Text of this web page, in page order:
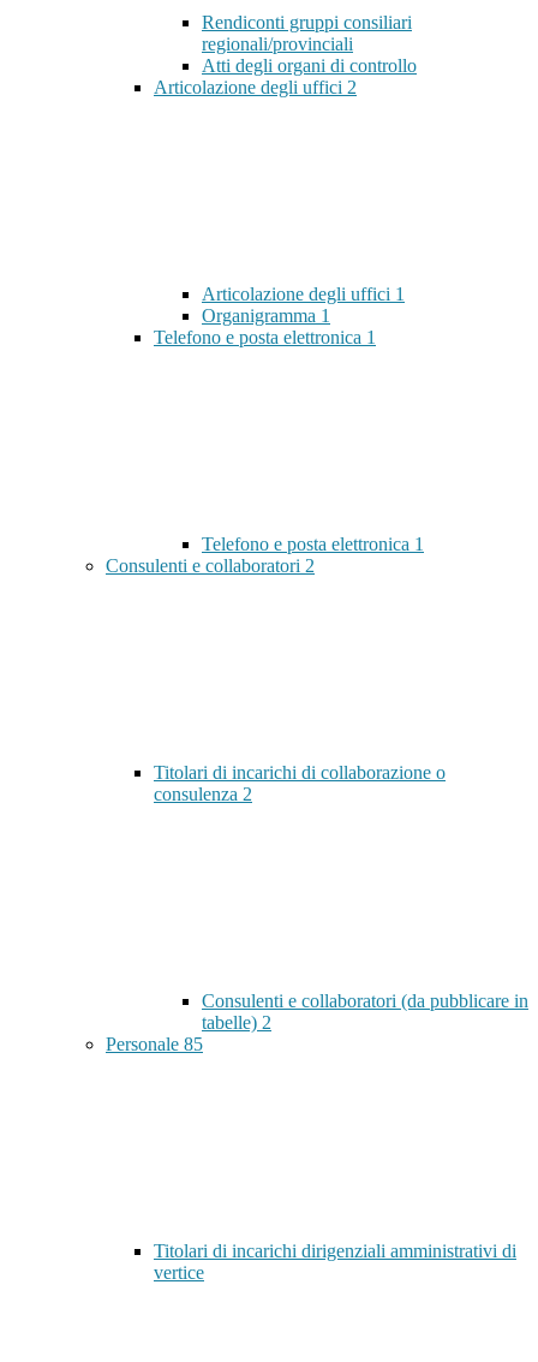
Rendiconti gruppi consiliari
regionali/provinciali
Atti degli organi di controllo
Articolazione degli uffici 2
Articolazione degli uffici 1
Organigramma 1
Telefono e posta elettronica 1
Telefono e posta elettronica 1
Consulenti e collaboratori 2
Titolari di incarichi di collaborazione o
consulenza 2
Consulenti e collaboratori (da pubblicare in
tabelle) 2
Personale 85
Titolari di incarichi dirigenziali amministrativi di
vertice